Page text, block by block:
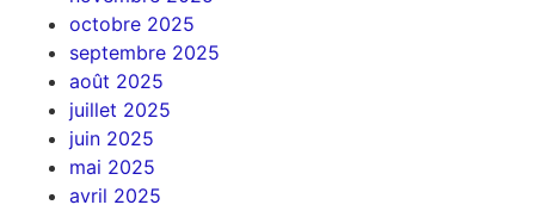
octobre 2025
septembre 2025
août 2025
juillet 2025
juin 2025
mai 2025
avril 2025